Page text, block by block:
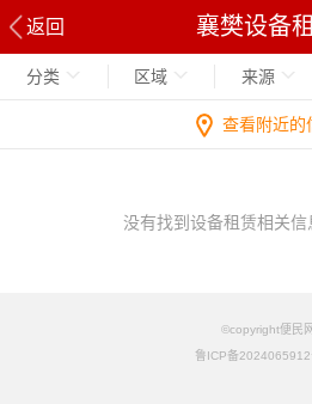
返回 襄樊设备
分类 区域 来源
查看附近的
没有找到设备租赁相关信
©copyright便民网
鲁ICP备